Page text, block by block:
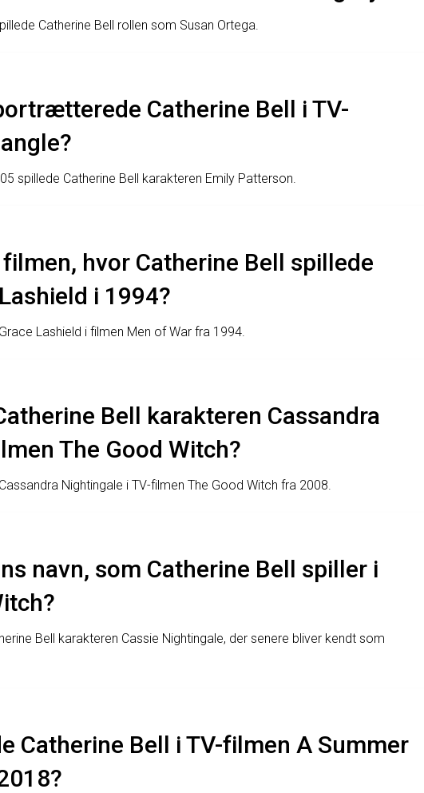
Catherine Bell rollen som Susan Ortega.
Catherine Bell i TV-
spillede Catherine Bell karakteren Emily Patterson.
hvor Catherine Bell spillede
i 1994?
Lashield i filmen Men of War fra 1994.
Bell karakteren Cassandra
The Good Witch?
Nightingale i TV-filmen The Good Witch fra 2008.
navn, som Catherine Bell spiller i
Bell karakteren Cassie Nightingale, der senere bliver kendt som
Catherine Bell i TV-filmen A Summer